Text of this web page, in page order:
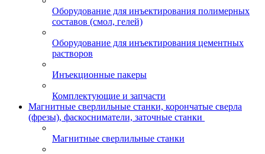
Оборудование для инъектирования полимерных
составов (смол, гелей)
Оборудование для инъектирования цементных
растворов
Инъекционные пакеры
Комплектующие и запчасти
Магнитные сверлильные станки, корончатые сверла
(фрезы), фаскосниматели, заточные станки
Магнитные сверлильные станки